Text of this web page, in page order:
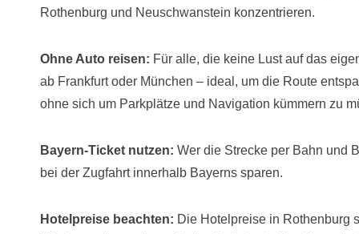
Rothenburg und Neuschwanstein konzentrieren.
Ohne Auto reisen: Für alle, die keine Lust auf das
ab Frankfurt oder München – ideal, um die Route
ohne sich um Parkplätze und Navigation kümmern zu
Bayern-Ticket nutzen: Wer die Strecke per Bahn und
bei der Zugfahrt innerhalb Bayerns sparen.
Hotelpreise beachten: Die Hotelpreise in Rothenburg